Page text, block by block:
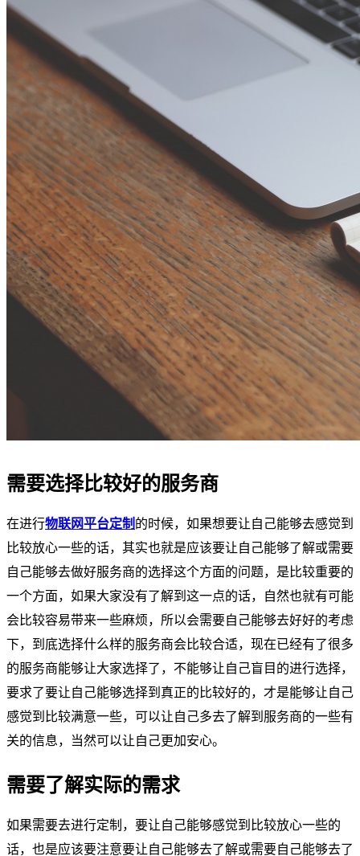
需要选择比较好的服务商
在进行物联网平台定制 的时候，如果想要让自己能够去感觉到
比较放心一些的话，其实也就是应该要让自己能够了解或需要
自己能够去做好服务商的选择这个方面的问题，是比较重要的
一个方面，如果大家没有了解到这一点的话，自然也就有可能
会比较容易带来一些麻烦，所以会需要自己能够去好好的考虑
下，到底选择什么样的服务商会比较合适，现在已经有了很多
的服务商能够让大家选择了，不能够让自己盲目的进行选择，
要求了要让自己能够选择到真正的比较好的，才是能够让自己
感觉到比较满意一些，可以让自己多去了解到服务商的一些有
关的信息，当然可以让自己更加安心。
需要了解实际的需求
如果需要去进行定制，要让自己能够感觉到比较放心一些的
话，也是应该要注意要让自己能够去了解或需要自己能够去了